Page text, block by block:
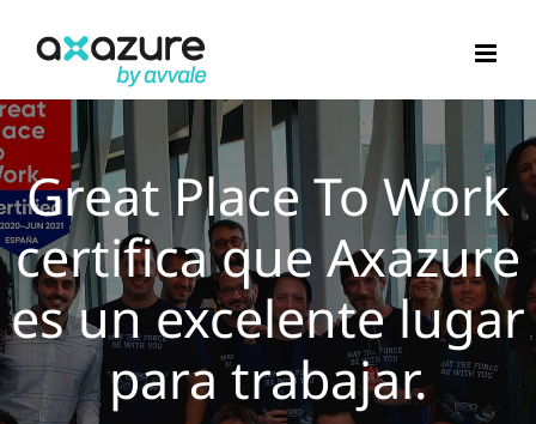
content
Great Place To Work
certifica que Axazure
es un excelente lugar
para trabajar.